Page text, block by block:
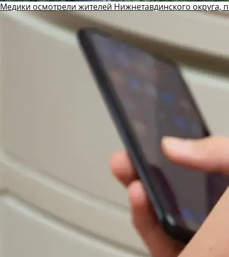
Медики осмотрели жителей Нижнетавдинского округа,